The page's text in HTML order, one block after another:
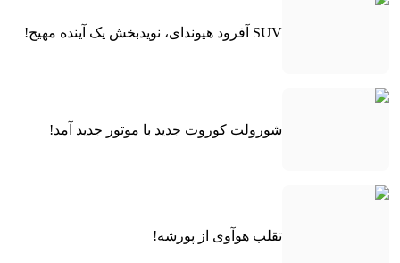
SUV آفرود هیوندای، نویدبخش یک آینده مهیج!
شورولت کوروت جدید با موتور جدید آمد!
تقلب هوآوی از پورشه!